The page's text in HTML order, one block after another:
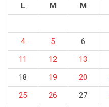
L M M
4
5 6
11
12 13
18
19 20
25
26 27